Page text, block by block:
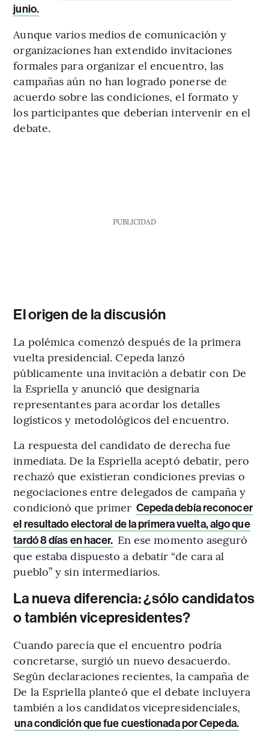
junio.
Aunque varios medios de comunicación y
organizaciones han extendido invitaciones
formales para organizar el encuentro, las
campañas aún no han logrado ponerse de
acuerdo sobre las condiciones, el formato y
los participantes que deberían intervenir en el
debate.
PUBLICIDAD
El origen de la discusión
La polémica comenzó después de la primera
vuelta presidencial. Cepeda lanzó
públicamente una invitación a debatir con De
la Espriella y anunció que designaría
representantes para acordar los detalles
logísticos y metodológicos del encuentro.
La respuesta del candidato de derecha fue
inmediata. De la Espriella aceptó debatir, pero
rechazó que existieran condiciones previas o
negociaciones entre delegados de campaña y
condicionó que primer Cepeda debía reconocer
el resultado electoral de la primera vuelta, algo que
tardó 8 días en hacer. En ese momento aseguró
que estaba dispuesto a debatir “de cara al
pueblo” y sin intermediarios.
La nueva diferencia: ¿sólo candidatos
o también vicepresidentes?
Cuando parecía que el encuentro podría
concretarse, surgió un nuevo desacuerdo.
Según declaraciones recientes, la campaña de
De la Espriella planteó que el debate incluyera
también a los candidatos vicepresidenciales,
una condición que fue cuestionada por Cepeda.